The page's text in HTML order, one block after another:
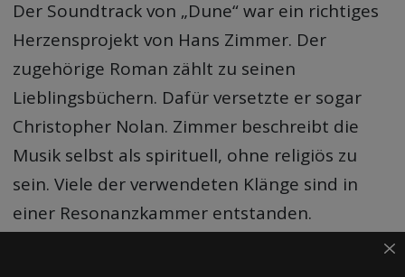
Der Soundtrack von „Dune“ war ein richtiges
Herzensprojekt von Hans Zimmer. Der
zugehörige Roman zählt zu seinen
Lieblingsbüchern. Dafür versetzte er sogar
Christopher Nolan. Zimmer beschreibt die
Musik selbst als spirituell, ohne religiös zu
sein. Viele der verwendeten Klänge sind in
einer Resonanzkammer entstanden.